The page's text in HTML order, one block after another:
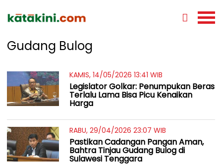
Gudang Bulog
KAMIS, 14/05/2026 13:41 WIB
Legislator Golkar: Penumpukan Beras
Terlalu Lama Bisa Picu Kenaikan
Harga
RABU, 29/04/2026 23:07 WIB
Pastikan Cadangan Pangan Aman,
Bahtra Tinjau Gudang Bulog di
Sulawesi Tenggara